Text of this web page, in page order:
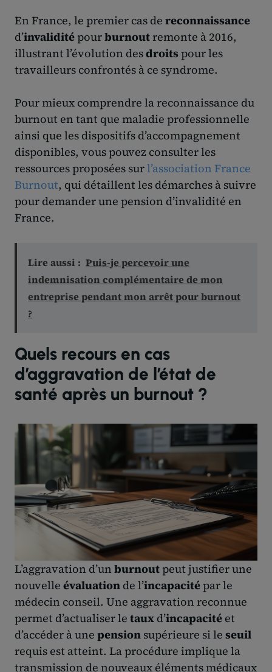
En France, le premier cas de reconnaissance
d’invalidité pourburnoutremonte à 2016,
illustrant l’évolution desdroits pour les
travailleurs confrontés à ce syndrome.
Pour mieux comprendre la reconnaissance du
burnout en tant que maladie professionnelle
ainsi que les dispositifs d’accompagnement
disponibles, vous pouvez consulter les
ressources proposées surl’association France
Burnout, qui détaillent les démarches à suivre
pour demander une pension d’invalidité en
France.
Lire aussi : Puis-je percevoir une
indemnisation complémentaire de mon
entreprise pendant mon arrêt pour burnout
?
Quels recours en cas
d’aggravation de l’état de
santé après un burnout ?
L’aggravation d’un burnout peut justifier une
nouvelle évaluation de l’incapacité par le
médecin conseil. Une aggravation reconnue
permet d’actualiser le taux d’incapacité et
d’accéder à une pension supérieure si le seuil
requis est atteint. La procédure implique la
transmission de nouveaux éléments médicaux